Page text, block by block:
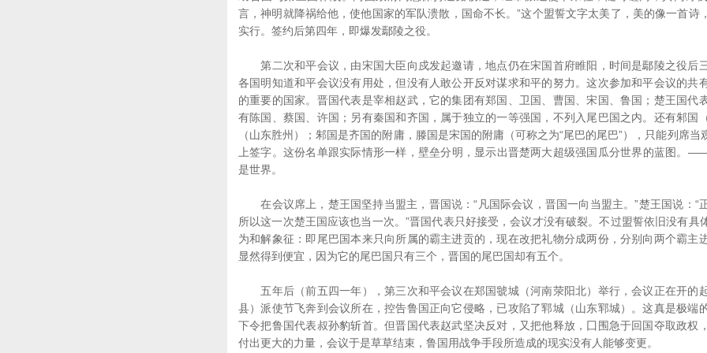
言，神明就降祸给他，使他国家的军队溃散，国命不长。”这个盟誓文字太美了，美的像一首诗
实行。签约后第四年，即爆发鄢陵之役。
第二次和平会议，由宋国大臣向戍发起邀请，地点仍在宋国首府睢阳，时间是鄢陵之役后
各国明知道和平会议没有用处，但没有人敢公开反对谋求和平的努力。这次参加和平会议的共
的重要的国家。晋国代表是宰相赵武，它的集团有郑国、卫国、曹国、宋国、鲁国；楚王国代
有陈国、蔡国、许国；另有秦国和齐国，属于独立的一等强国，不列入尾巴国之内。还有邾国
（山东胜州）；邾国是齐国的附庸，滕国是宋国的附庸（可称之为“尾巴的尾巴”），只能列席
上签字。这份名单跟实际情形一样，壁垒分明，显示出晋楚两大超级强国瓜分世界的蓝图。
是世界。
在会议席上，楚王国坚持当盟主，晋国说：“凡国际会议，晋国一向当盟主。”楚王国说：“
所以这一次楚王国应该也当一次。”晋国代表只好接受，会议才没有破裂。不过盟誓依旧没有具
为和解象征：即尾巴国本来只向所属的霸主进贡的，现在改把礼物分成两份，分别向两个霸主
显然得到便宜，因为它的尾巴国只有三个，晋国的尾巴国却有五个。
五年后（前五四一年），第三次和平会议在郑国虢城（河南荥阳北）举行，会议正在开的
县）派使节飞奔到会议所在，控告鲁国正向它侵略，已攻陷了郓城（山东郓城）。这真是极端
下令把鲁国代表叔孙豹斩首。但晋国代表赵武坚决反对，又把他释放，囗围急于回国夺取政权
付出更大的力量，会议于是草草结束，鲁国用战争手段所造成的现实没有人能够变更。